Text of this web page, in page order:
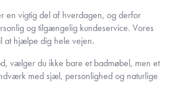
en vigtig del af hverdagen, og derfor
og tilgængelig kundeservice. Vores
at hjælpe dig hele vejen.
vælger du ikke bare et badmøbel, men et
med sjæl, personlighed og naturlige